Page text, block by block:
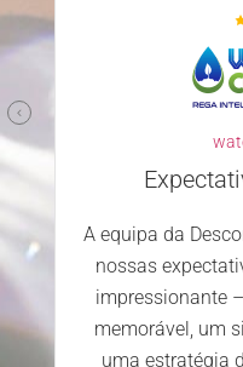
A equipa da
nossas
impressionante
memorável, um
uma estratégia